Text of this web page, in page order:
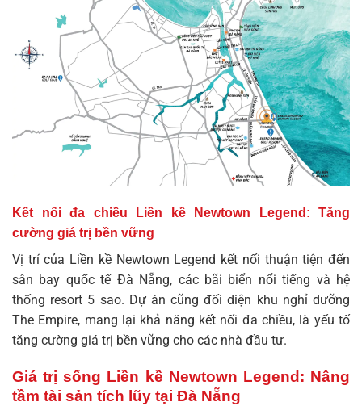
Kết nối đa chiều Liền kề Newtown Legend: Tăng
cường giá trị bền vững
Vị trí của Liền kề Newtown Legend kết nối thuận tiện đến
sân bay quốc tế Đà Nẵng, các bãi biển nổi tiếng và hệ
thống resort 5 sao. Dự án cũng đối diện khu nghỉ dưỡng
The Empire, mang lại khả năng kết nối đa chiều, là yếu tố
tăng cường giá trị bền vững cho các nhà đầu tư.
Giá trị sống Liền kề Newtown Legend: Nâng
tầm tài sản tích lũy tại Đà Nẵng